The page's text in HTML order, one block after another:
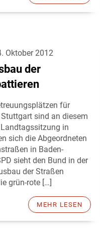
Oktober 2012
der
für
sind an diesem
in
sich die Abgeordneten
in Baden-
sieht den Bund in der
der Straßen
grün-rote […]
MEHR LESEN